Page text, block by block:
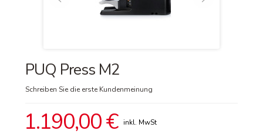
PUQ Press M2
Schreiben Sie die erste Kundenmeinung
1.190,00 €